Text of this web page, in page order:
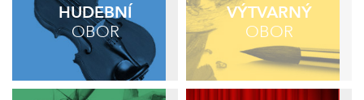
HUDEBNÍ
OBOR
VÝTVARNÝ
OBOR